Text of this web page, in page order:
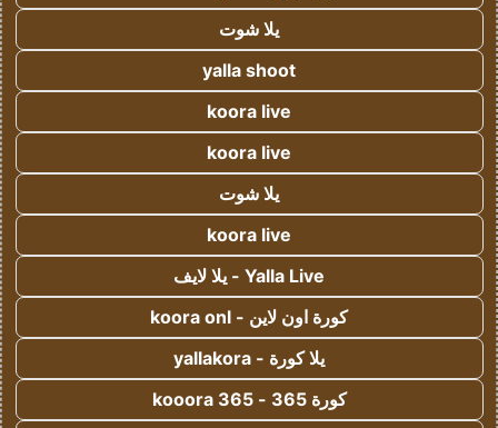
يلا شوت
yalla shoot
koora live
koora live
يلا شوت
koora live
Yalla Live - يلا لايف
كورة اون لاين - koora onl
يلا كورة - yallakora
كورة 365 - kooora 365